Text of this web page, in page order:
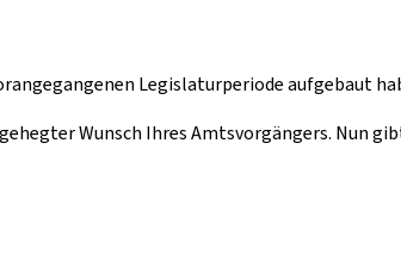
Legislaturperiode aufgebaut
Wunsch Ihres Amtsvorgängers. Nun